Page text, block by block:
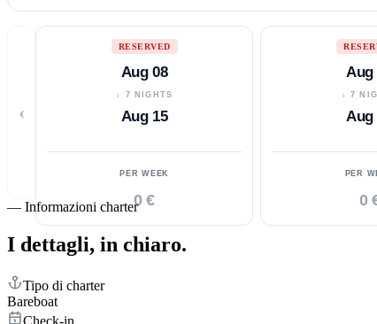
‹
RESERVED
Aug 08
↓ 7 NIGHTS
Aug 15
PER WEEK
0 €
Aug
↓ 7
Aug
PER
0
— Informazioni charter
I dettagli, in chiaro.
Tipo di charter
Bareboat
Check-in